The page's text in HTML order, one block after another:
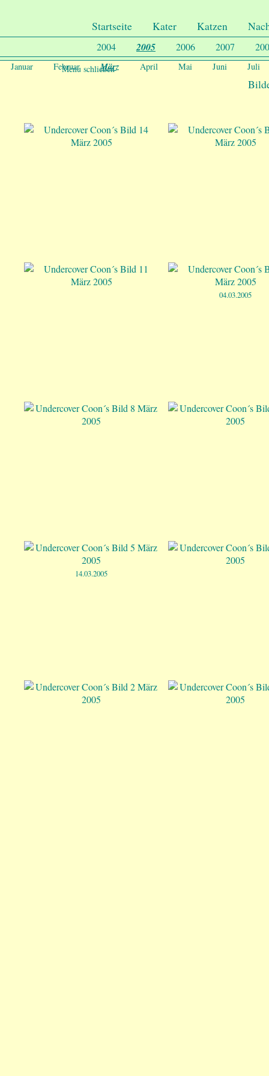
Startseite Kater Katzen
2004 2005 2006 2007
Januar Februar März April Mai Juni Juli
Menu schließen
04.03.2005
14.03.2005